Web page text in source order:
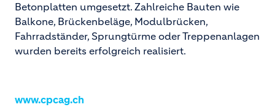
Betonplatten umgesetzt. Zahlreiche Bauten wie
Balkone, Brückenbeläge, Modulbrücken,
Fahrradständer, Sprungtürme oder Treppenanlagen
wurden bereits erfolgreich realisiert.
www.cpcag.ch